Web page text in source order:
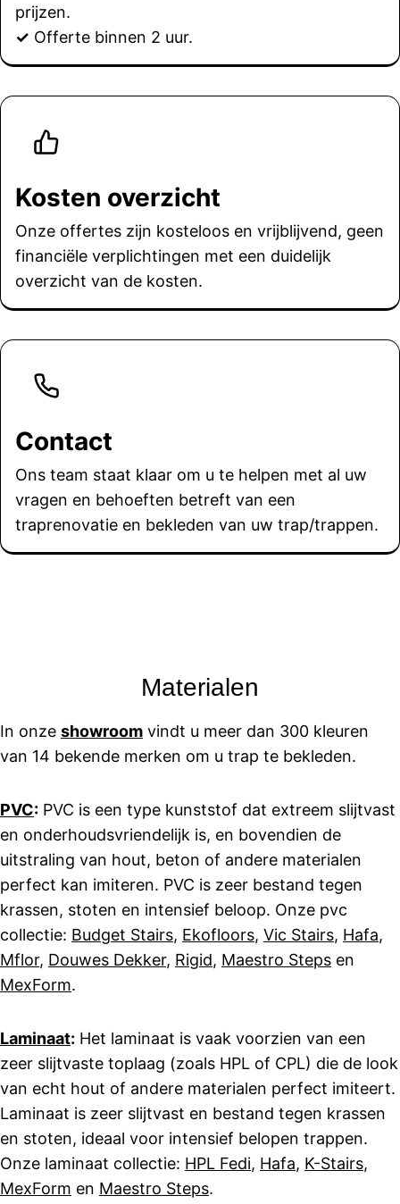
prijzen.
✓ Offerte binnen 2 uur.
Kosten overzicht
Onze offertes zijn kosteloos en vrijblijvend, geen
financiële verplichtingen met een duidelijk
overzicht van de kosten.
Contact
Ons team staat klaar om u te helpen met al uw
vragen en behoeften betreft van een
traprenovatie en bekleden van uw trap/trappen.
Materialen
In onze showroom vindt u meer dan 300 kleuren
van 14 bekende merken om u trap te bekleden.
PVC: PVC is een type kunststof dat extreem slijtvast
en onderhoudsvriendelijk is, en bovendien de
uitstraling van hout, beton of andere materialen
perfect kan imiteren. PVC is zeer bestand tegen
krassen, stoten en intensief beloop. Onze pvc
collectie: Budget Stairs, Ekofloors, Vic Stairs, Hafa,
Mflor, Douwes Dekker, Rigid, Maestro Steps en
MexForm.
Laminaat: Het laminaat is vaak voorzien van een
zeer slijtvaste toplaag (zoals HPL of CPL) die de look
van echt hout of andere materialen perfect imiteert.
Laminaat is zeer slijtvast en bestand tegen krassen
en stoten, ideaal voor intensief belopen trappen.
Onze laminaat collectie: HPL Fedi, Hafa, K-Stairs,
MexForm en Maestro Steps.